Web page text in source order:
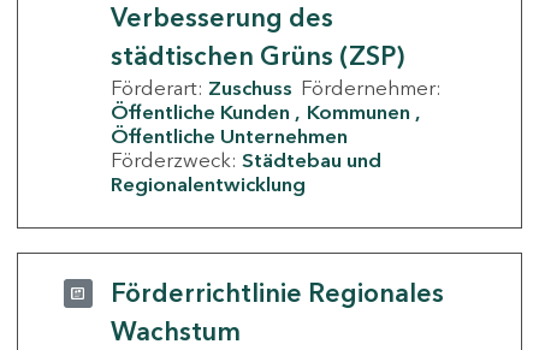
Verbesserung des
städtischen Grüns (ZSP)
Förderart: Zuschuss Fördernehmer:
Öffentliche Kunden
Kommunen
Öffentliche Unternehmen
Förderzweck: Städtebau und
Regionalentwicklung
Förderrichtlinie Regionales
Wachstum